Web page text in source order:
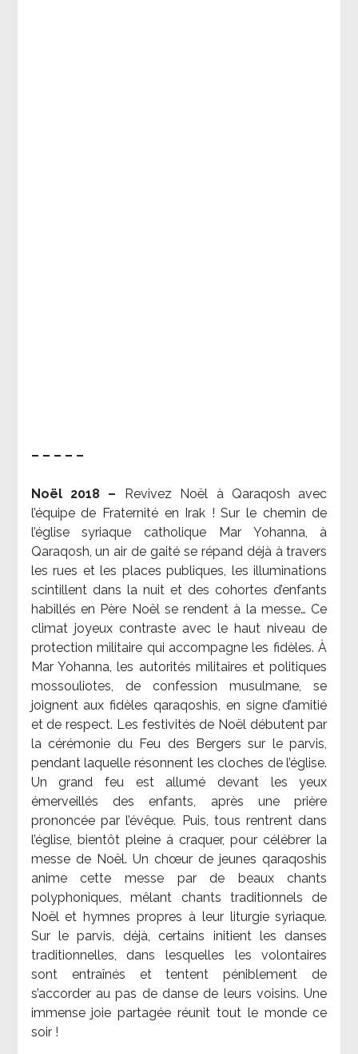
– – – – –
Noël 2018 –
Revivez Noël à Qaraqosh avec
l’équipe de Fraternité en Irak ! Sur le chemin de
l’église syriaque catholique Mar Yohanna, à
Qaraqosh, un air de gaité se répand déjà à travers
les rues et les places publiques, les illuminations
scintillent dans la nuit et des cohortes d’enfants
habillés en Père Noël se rendent à la messe… Ce
climat joyeux contraste avec le haut niveau de
protection militaire qui accompagne les fidèles. À
Mar Yohanna, les autorités militaires et politiques
mossouliotes, de confession musulmane, se
joignent aux fidèles qaraqoshis, en signe d’amitié
et de respect. Les festivités de Noël débutent par
la cérémonie du Feu des Bergers sur le parvis,
pendant laquelle résonnent les cloches de l’église.
Un grand feu est allumé devant les yeux
émerveillés des enfants, après une prière
prononcée par l’évêque. Puis, tous rentrent dans
l’église, bientôt pleine à craquer, pour célébrer la
messe de Noël. Un chœur de jeunes qaraqoshis
anime cette messe par de beaux chants
polyphoniques, mêlant chants traditionnels de
Noël et hymnes propres à leur liturgie syriaque.
Sur le parvis, déjà, certains initient les danses
traditionnelles, dans lesquelles les volontaires
sont entraînés et tentent péniblement de
s’accorder au pas de danse de leurs voisins. Une
immense joie partagée réunit tout le monde ce
soir !